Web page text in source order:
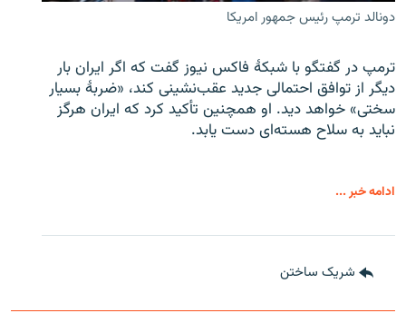
دونالد ترمپ رئیس جمهور امریکا
ترمپ در گفتگو با شبکهٔ فاکس نیوز گفت که اگر ایران بار
دیگر از توافق احتمالی جدید عقب‌نشینی کند، «ضربهٔ بسیار
سختی» خواهد دید. او همچنین تأکید کرد که ایران هرگز
نباید به سلاح هسته‌ای دست یابد.
ادامه خبر ...
شریک ساختن